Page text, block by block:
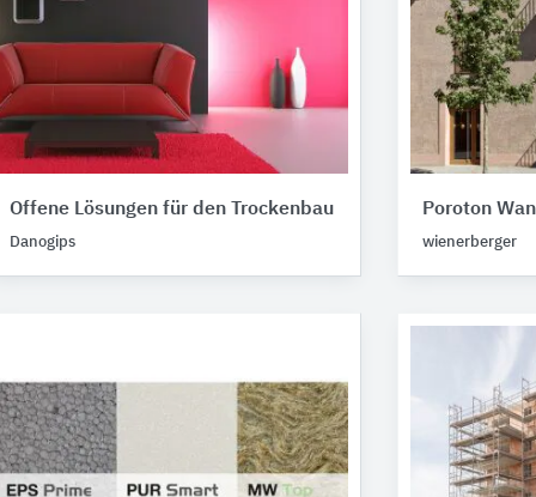
Offene Lösungen für den Trockenbau
Danogips
Poroton
wienerberger